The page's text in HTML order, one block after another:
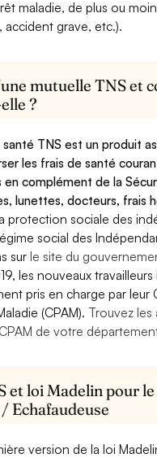
maladie, de plus ou
accident grave, etc.).
mutuelle TNS et
?
TNS est un produit
les frais de santé
en complément de la
lunettes, docteurs, frais
protection sociale des
social des
surle site du
les nouveaux
pris en charge par leur
(CPAM). Trouvez les
de votre
et loi Madelin pour
Echafaudeuse
version de la loi